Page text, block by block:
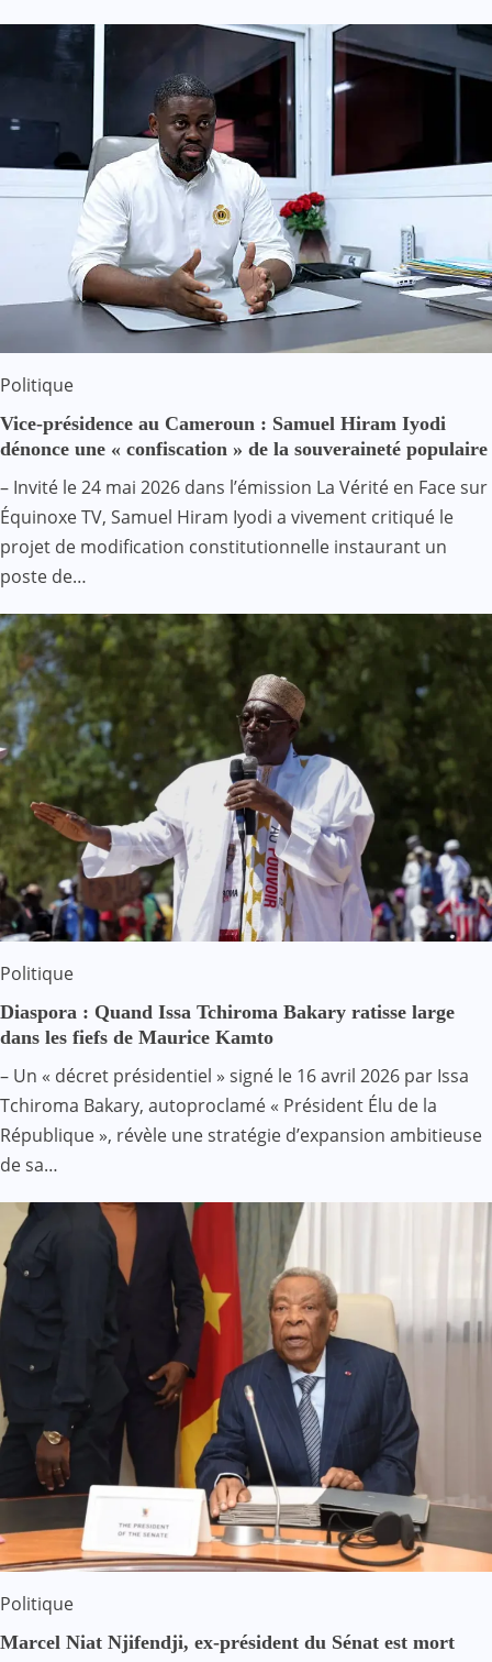
Politique
Vice-présidence au Cameroun : Samuel Hiram Iyodi
dénonce une « confiscation » de la souveraineté populaire
– Invité le 24 mai 2026 dans l’émission La Vérité en Face sur
Équinoxe TV, Samuel Hiram Iyodi a vivement critiqué le
projet de modification constitutionnelle instaurant un
poste de…
Politique
Diaspora : Quand Issa Tchiroma Bakary ratisse large
dans les fiefs de Maurice Kamto
– Un « décret présidentiel » signé le 16 avril 2026 par Issa
Tchiroma Bakary, autoproclamé « Président Élu de la
République », révèle une stratégie d’expansion ambitieuse
de sa…
Politique
Marcel Niat Njifendji, ex-président du Sénat est mort